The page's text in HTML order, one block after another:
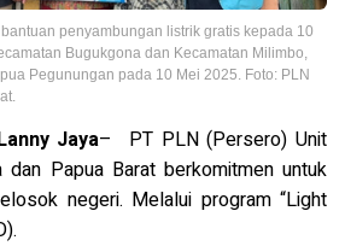
penyambungan listrik gratis kepada 10
Bugukgona dan Kecamatan Milimbo,
Pegunungan pada 10 Mei 2025. Foto: PLN
Jaya– PT PLN (Persero) Unit
dan Papua Barat berkomitmen untuk
negeri. Melalui program “Light